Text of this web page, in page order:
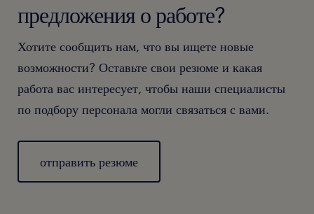
предложения о работе?
Хотите сообщить нам, что вы ищете новые
возможности? Оставьте свои резюме и какая
работа вас интересует, чтобы наши специалисты
по подбору персонала могли связаться с вами.
отправить резюме